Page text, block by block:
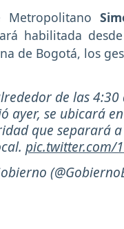
Metropolitano
habilitada
de Bogotá, los
de las
ayer, se ubicará
que separará
pic.twitter.com/